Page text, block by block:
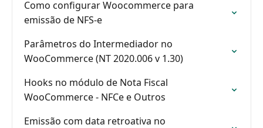
Como configurar Woocommerce para
emissão de NFS-e
Parâmetros do Intermediador no
WooCommerce (NT 2020.006 v 1.30)
Hooks no módulo de Nota Fiscal
WooCommerce - NFCe e Outros
Emissão com data retroativa no